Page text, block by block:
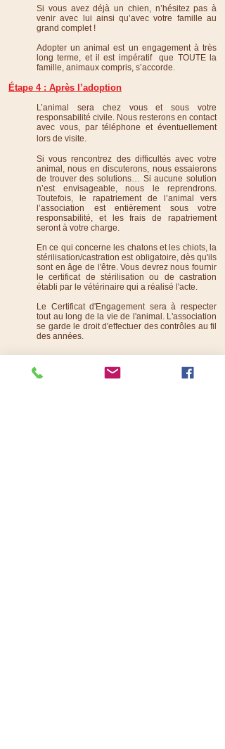
Si vous avez déjà un chien, n’hésitez pas à
venir avec lui ainsi qu’avec votre famille au
grand complet !
Adopter un animal est un engagement à très
long terme, et il est impératif que TOUTE la
famille, animaux compris, s’accorde.
Étape 4 : Après l’adoption
L’animal sera chez vous et sous votre
responsabilité civile. Nous resterons en contact
avec vous, par téléphone et éventuellement
lors de visite.
Si vous rencontrez des difficultés avec votre
animal, nous en discuterons, nous essaierons
de trouver des solutions… Si aucune solution
n’est envisageable, nous le reprendrons.
Toutefois, le rapatriement de l’animal vers
l’association est entièrement sous votre
responsabilité, et les frais de rapatriement
seront à votre charge.
En ce qui concerne les chatons et les chiots, la
stérilisation/castration est obligatoire, dès qu'ils
sont en âge de l'être. Vous devrez nous fournir
le certificat de stérilisation ou de castration
établi par le vétérinaire qui a réalisé l'acte.
Le Certificat d'Engagement sera à respecter
tout au long de la vie de l'animal. L'association
se garde le droit d'effectuer des contrôles au fil
des années.
TARIFS :